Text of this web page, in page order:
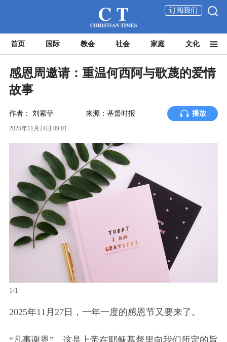
订阅我们
首页 国际 教会 社会 家庭 文化
感恩周邀请：重温何西阿与歌蔑的爱情
故事
作者： 刘索菲 来源：基督时报 播放
2025年11月24日 09:01
1/1
2025年11月27日，一年一度的感恩节又要来了。
“凡事谢恩”，这是上帝在耶稣基督里向我们所定的旨